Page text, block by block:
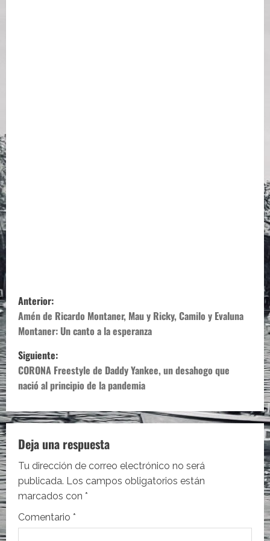
N
a
v
e
g
a
c
i
ó
n
Anterior:
Amén de Ricardo Montaner, Mau y Ricky, Camilo y Evaluna
Montaner: Un canto a la esperanza
Siguiente:
CORONA Freestyle de Daddy Yankee, un desahogo que
nació al principio de la pandemia
Deja una respuesta
Tu dirección de correo electrónico no será
publicada. Los campos obligatorios están
marcados con *
Comentario *